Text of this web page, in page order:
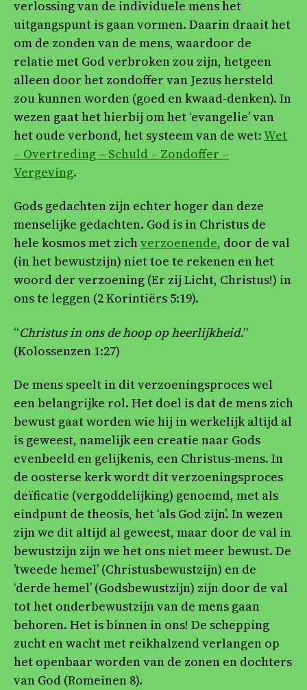
verlossing van de individuele mens het
uitgangspunt is gaan vormen. Daarin draait het
om de zonden van de mens, waardoor de
relatie met God verbroken zou zijn, hetgeen
alleen door het zondoffer van Jezus hersteld
zou kunnen worden (goed en kwaad-denken). In
wezen gaat het hierbij om het ‘evangelie’ van
het oude verbond, het systeem van de wet:Wet
– Overtreding – Schuld – Zondoffer –
Vergeving.
Gods gedachten zijn echter hoger dan deze
menselijke gedachten. God is in Christus de
hele kosmos met zichverzoenende, door de val
(in het bewustzijn) niet toe te rekenen en het
woord der verzoening (Er zij Licht, Christus!) in
ons te leggen (2 Korintiërs 5:19).
“Christus in ons de hoop op heerlijkheid.”
(Kolossenzen 1:27)
De mens speelt in dit verzoeningsproces wel
een belangrijke rol. Het doel is dat de mens zich
bewust gaat worden wie hij in werkelijk altijd al
is geweest, namelijk een creatie naar Gods
evenbeeld en gelijkenis, een Christus-mens. In
de oosterse kerk wordt dit verzoeningsproces
deïficatie (vergoddelijking) genoemd, met als
eindpunt de theosis, het ‘als God zijn’. In wezen
zijn we dit altijd al geweest, maar door de val in
bewustzijn zijn we het ons niet meer bewust. De
’tweede hemel’ (Christusbewustzijn) en de
‘derde hemel’ (Godsbewustzijn) zijn door de val
tot het onderbewustzijn van de mens gaan
behoren. Het is binnen in ons! De schepping
zucht en wacht met reikhalzend verlangen op
het openbaar worden van de zonen en dochters
van God (Romeinen 8).